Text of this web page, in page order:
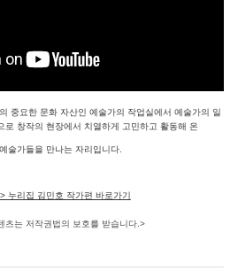
중요한 문화 자산인 예술가의 작업실에서 예술가의 일
로 창작의 현장에서 치열하게 고민하고 활동해 온
술가들을 만나는 자리입니다.
누리집 김민호 작가편 바로가기
츠는 저작권법의 보호를 받습니다.>